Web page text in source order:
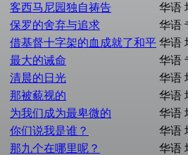
客西马尼园独自祷告 华语
保罗的舍弃与追求 华语
借基督十字架的血成就了和平 华语
最大的诫命 华语
清晨的日光 华语
那被藐视的 华语
为我们成为最卑微的 华语
你们说我是谁？ 华语
那九个在哪里呢？ 华语